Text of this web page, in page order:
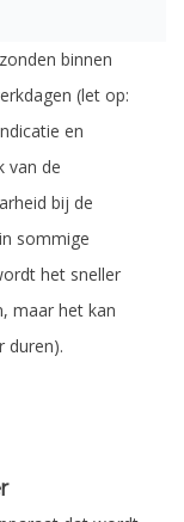
binnen
(let op:
en
van de
bij de
sommige
het sneller
maar het kan
duren).